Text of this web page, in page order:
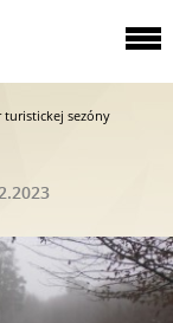
turistickej sezóny